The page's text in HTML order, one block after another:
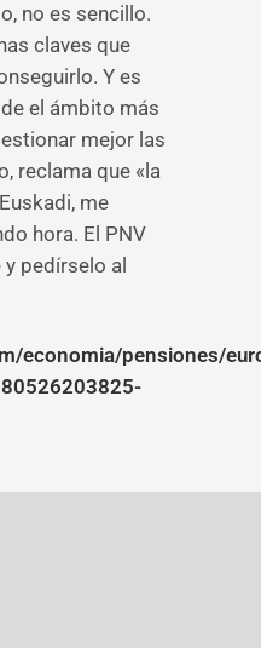
no es sencillo.
claves que
Y es
el ámbito más
mejor las
reclama que «la
me
hora. El PNV
pedírselo al
economia/pensiones/